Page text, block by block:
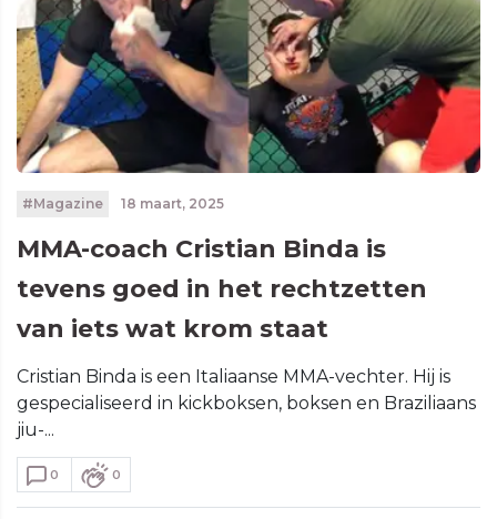
#Magazine 18 maart, 2025
MMA-coach Cristian Binda is
tevens goed in het rechtzetten
van iets wat krom staat
Cristian Binda is een Italiaanse MMA-vechter. Hij is
gespecialiseerd in kickboksen, boksen en Braziliaans
jiu-...
0 0